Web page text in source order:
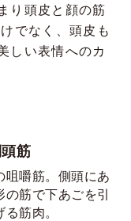
り頭皮と顔の筋
でなく、頭皮も
しい表情へのカ
筋
咀嚼筋。側頭にあ
の筋で下あごを引
る筋肉。